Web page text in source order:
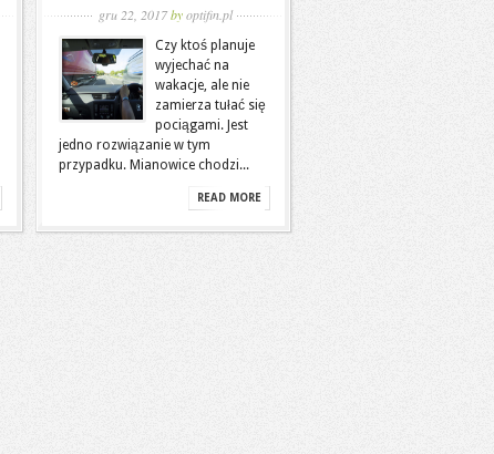
gru 22, 2017by optifin.pl
Czy ktoś planuje
wyjechać na
wakacje, ale nie
zamierza tułać się
pociągami. Jest
jedno rozwiązanie w tym
przypadku. Mianowice chodzi...
READ MORE